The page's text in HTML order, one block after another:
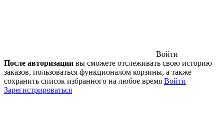
Войти
После авторизации вы сможете отслеживать свою историю
заказов, пользоваться функционалом корзины, а также
сохранить список избранного на любое время Войти
Зарегистрироваться